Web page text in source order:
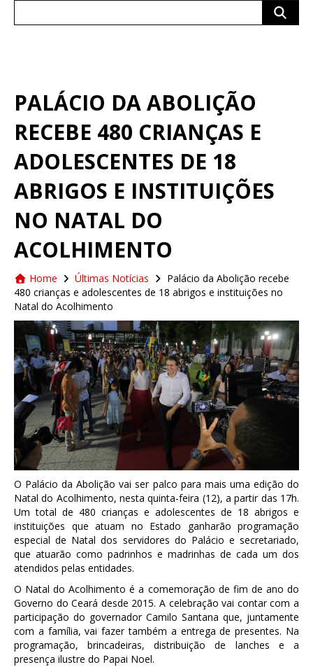
PALÁCIO DA ABOLIÇÃO
RECEBE 480 CRIANÇAS E
ADOLESCENTES DE 18
ABRIGOS E INSTITUIÇÕES
NO NATAL DO
ACOLHIMENTO
Home Últimas Notícias
Palácio da Abolição recebe
480 crianças e adolescentes de 18 abrigos e instituições no
Natal do Acolhimento
O Palácio da Abolição vai ser palco para mais uma edição do
Natal do Acolhimento, nesta quinta-feira (12), a partir das 17h.
Um total de 480 crianças e adolescentes de 18 abrigos e
instituições que atuam no Estado ganharão programação
especial de Natal dos servidores do Palácio e secretariado,
que atuarão como padrinhos e madrinhas de cada um dos
atendidos pelas entidades.
O Natal do Acolhimento é a comemoração de fim de ano do
Governo do Ceará desde 2015. A celebração vai contar com a
participação do governador Camilo Santana que, juntamente
com a família, vai fazer também a entrega de presentes. Na
programação, brincadeiras, distribuição de lanches e a
presença ilustre do Papai Noel.